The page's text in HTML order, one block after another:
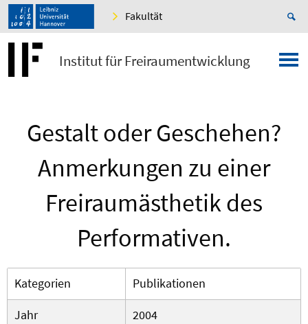
Fakultät
Institut für Freiraumentwicklung
Gestalt oder Geschehen?
Anmerkungen zu einer
Freiraumästhetik des
Performativen.
Kategorien
Publikationen
Jahr
2004